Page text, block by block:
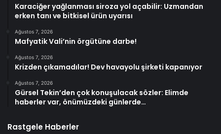
Karaciğer yağlanması siroza yol açabilir: Uzmandan
erken tanı ve bitkisel ürün uyarısı
Ağustos 7, 2026
Mafyatik Vali’nin örgütüne darbe!
Ağustos 7, 2026
Krizden çıkamadılar! Dev havayolu şirketi kapanıyor
Ağustos 7, 2026
Gürsel Tekin’den çok konuşulacak sözler: Elimde
haberler var, önümüzdeki günlerde…
Rastgele Haberler